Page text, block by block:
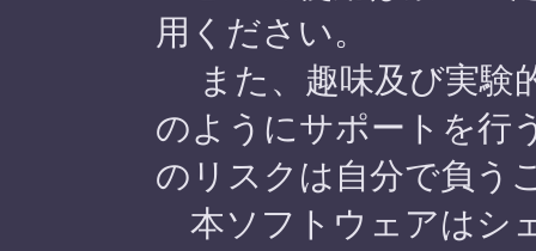
用ください。
また、趣味及び実験
のようにサポートを行
のリスクは自分で負う
本ソフトウェアはシ